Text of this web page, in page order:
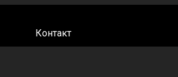
Контакт